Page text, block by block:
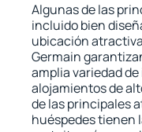
Algunas de las
incluido bien
ubicación
Germain
amplia variedad
alojamientos de
de las principales
huéspedes tienen